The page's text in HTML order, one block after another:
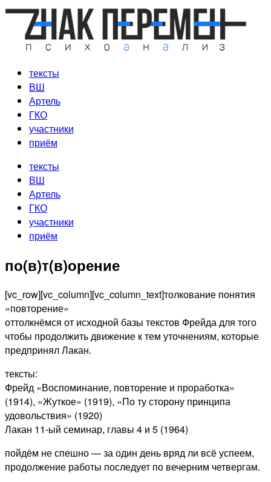
Перейти
содержимому
тексты
ВШ
Артель
ГКО
участники
приём
тексты
ВШ
Артель
ГКО
участники
приём
по(в)т(в)орение
[vc_row][vc_column][vc_column_text]толкование понятия
«повторение»
оттолкнёмся от исходной базы текстов Фрейда для того
чтобы продолжить движение к тем уточнениям, которые
предпринял Лакан.
тексты:
Фрейд «Воспоминание, повторение и проработка»
(1914), «Жуткое» (1919), «По ту сторону принципа
удовольствия» (1920)
Лакан 11-ый семинар, главы 4 и 5 (1964)
пойдём не спешно — за один день вряд ли всё успеем,
продолжение работы последует по вечерним четвергам.